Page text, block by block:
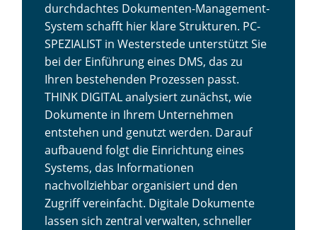
durchdachtes Dokumenten-Management-
System schafft hier klare Strukturen. PC-
SPEZIALIST in Westerstede unterstützt Sie
bei der Einführung eines DMS, das zu
Ihren bestehenden Prozessen passt.
THINK DIGITAL analysiert zunächst, wie
Dokumente in Ihrem Unternehmen
entstehen und genutzt werden. Darauf
aufbauend folgt die Einrichtung eines
Systems, das Informationen
nachvollziehbar organisiert und den
Zugriff vereinfacht. Digitale Dokumente
lassen sich zentral verwalten, schneller